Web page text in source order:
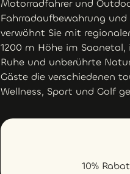
Motorradfahrer und
Fahrradaufbewahrung
verwöhnt Sie mit
1200 m Höhe im
Ruhe und unberührte
Gäste die verschiedenen
Wellness, Sport und Golf
10%